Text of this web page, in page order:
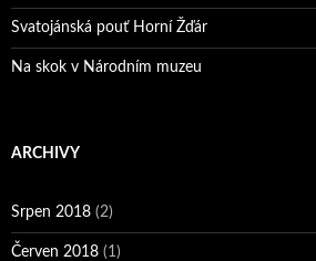
Svatojánská pouť Horní Žďár
Na skok v Národním muzeu
ARCHIVY
Srpen 2018 (2)
Červen 2018 (1)